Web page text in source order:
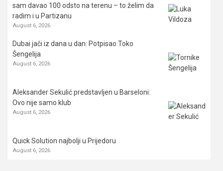
sam davao 100 odsto na terenu – to želim da
radim i u Partizanu
August 6, 2026
Dubai jači iz dana u dan: Potpisao Toko
Šengelija
August 6, 2026
Aleksander Sekulić predstavljen u Barseloni:
Ovo nije samo klub
August 6, 2026
Quick Solution najbolji u Prijedoru
August 6, 2026